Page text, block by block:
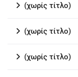
(χωρίς τίτλο)
(χωρίς τίτλο)
(χωρίς τίτλο)